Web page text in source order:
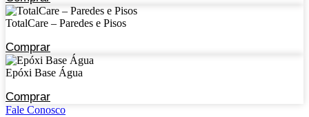
TotalCare – Paredes e Pisos
Comprar
Epóxi Base Água
Comprar
Fale Conosco